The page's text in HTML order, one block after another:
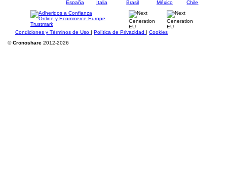
Condiciones y Términos de Uso | Política de Privacidad | Cookies
©Cronoshare 2012-2026